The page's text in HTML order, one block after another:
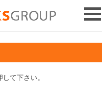
て下さい。